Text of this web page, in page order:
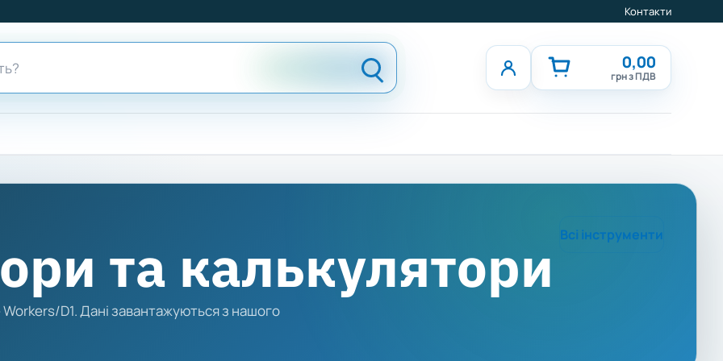
Контакти
0,00
грн з ПДВ
та калькулятори
D1. Дані завантажуються з нашого
Всі інструменти